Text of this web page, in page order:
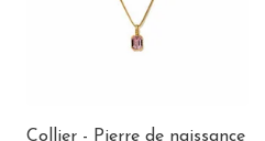
Collier - Pierre de naissance